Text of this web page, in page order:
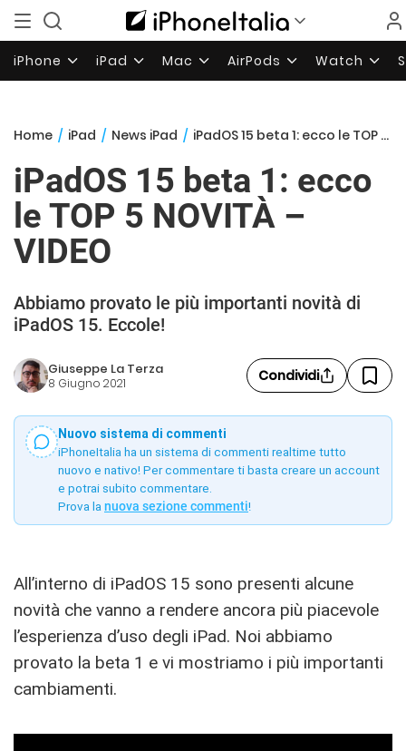
iPhone iPad Mac AirPods Watch
Home / iPad / News iPad / iPadOS 15 beta 1: ecco le TOP 5 NOVITÀ – VIDEO
iPadOS 15 beta 1: ecco
le TOP 5 NOVITÀ –
VIDEO
Abbiamo provato le più importanti novità di
iPadOS 15. Eccole!
Giuseppe La Terza
8 Giugno 2021 Condividi
Nuovo sistema di commenti
iPhoneItalia ha un sistema di commenti realtime tutto
nuovo e nativo! Per commentare ti basta creare un account
e potrai subito commentare.
Prova la nuova sezione commenti!
All’interno di iPadOS 15 sono presenti alcune
novità che vanno a rendere ancora più piacevole
l’esperienza d’uso degli iPad. Noi abbiamo
provato la beta 1 e vi mostriamo i più importanti
cambiamenti.